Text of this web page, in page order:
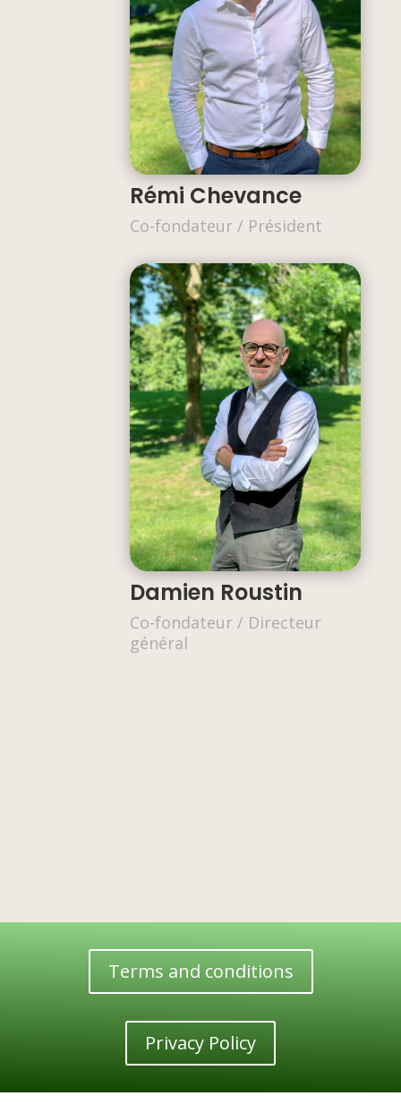
Rémi Chevance
Co-fondateur / Président
Damien Roustin
Co-fondateur / Directeur
général
Terms and conditions
Privacy Policy